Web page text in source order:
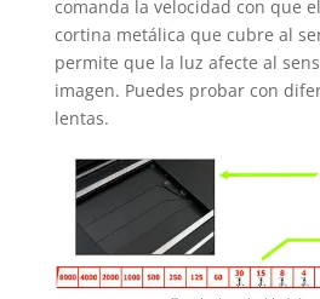
comanda la velocidad con que
cortina metálica que cubre al
permite que la luz afecte al
imagen. Puedes probar con
lentas.